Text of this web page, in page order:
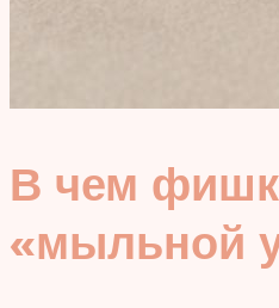
В чем
«мыльной